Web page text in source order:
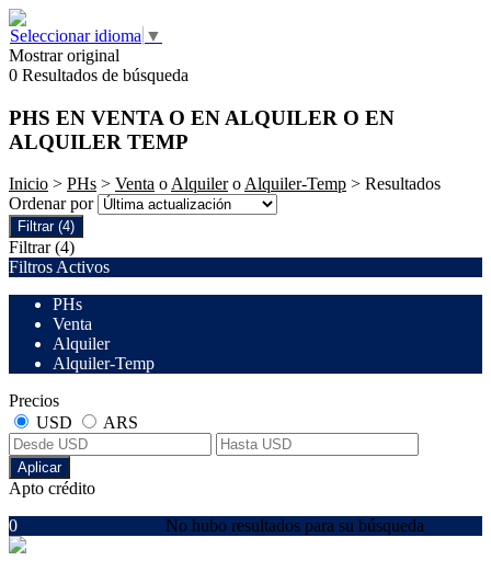
Seleccionar idioma ▼
Mostrar original
0 Resultados de búsqueda
PHS EN VENTA O EN ALQUILER O EN
ALQUILER TEMP
Inicio > PHs > Venta oAlquileroAlquiler-Temp > Resultados
Ordenar por
Filtrar (4)
Filtrar (4)
Filtros Activos
PHs
Venta
Alquiler
Alquiler-Temp
Precios
USD
ARS
Aplicar
Apto crédito
No hubo resultados para su búsqueda
0